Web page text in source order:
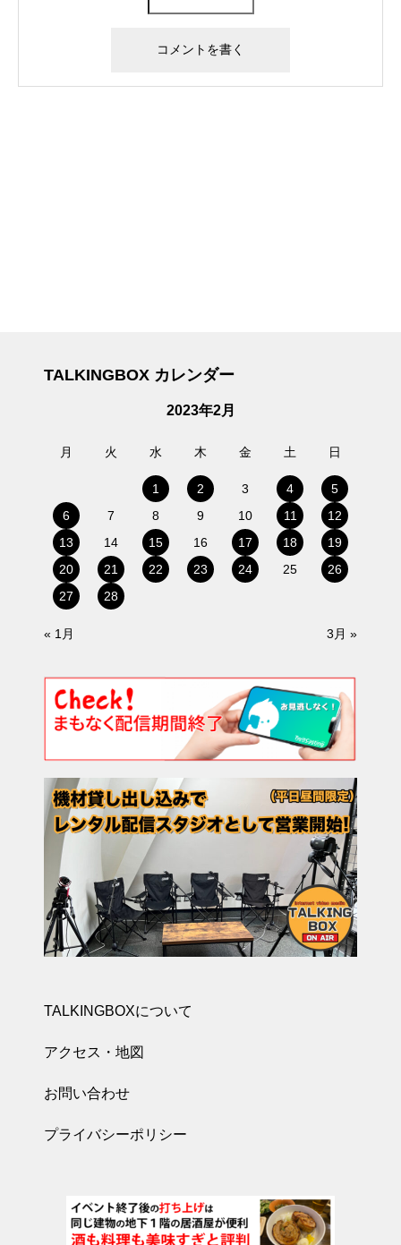
TALKINGBOX カレンダー
2023年2月
月 火 水 木 金 土 日
1 2 3 4
5
6
7 8 9 10 11
12
13
14 15 16 17 18
19
20
21 22 23 24 25
26
27
28
« 1月 3月 »
TALKINGBOXについて
アクセス・地図
お問い合わせ
プライバシーポリシー